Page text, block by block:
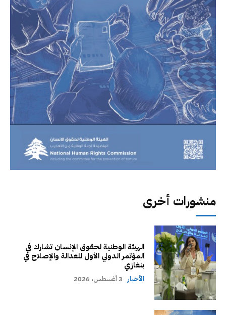
منشورات أخرى
الهيئة الوطنية لحقوق الإنسان تشارك في
المؤتمر الدولي الأول للعدالة والإصلاح في
بنغازي
الأخبار 3 أغسطس، 2026